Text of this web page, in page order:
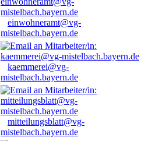
einwohneramt@vg-
mistelbach.bayern.de
kaemmerei@vg-
mistelbach.bayern.de
mitteilungsblatt@vg-
mistelbach.bayern.de